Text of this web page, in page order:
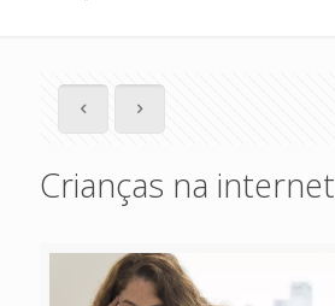
Crianças na internet